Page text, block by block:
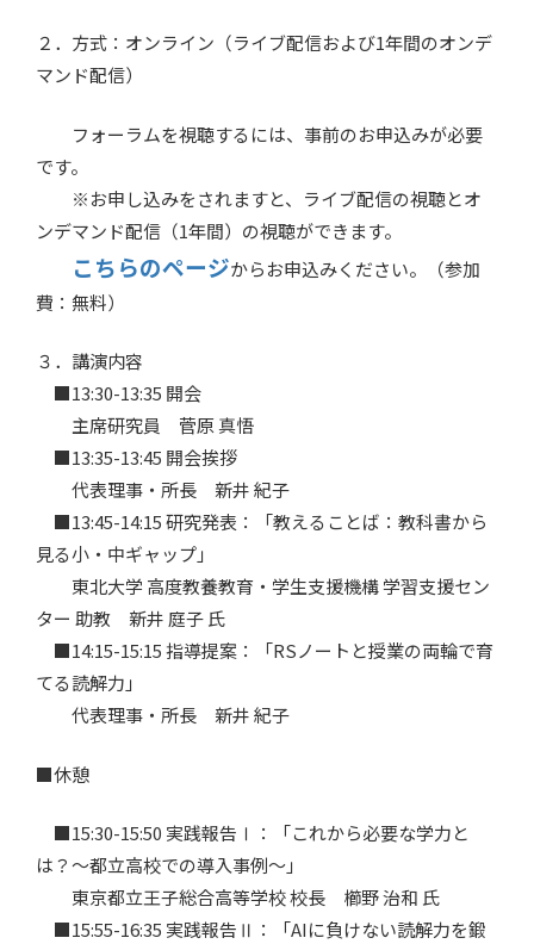
２．方式：オンライン（ライブ配信および1年間のオンデ
マンド配信）
フォーラムを視聴するには、事前のお申込みが必要
です。
※お申し込みをされますと、ライブ配信の視聴とオ
ンデマンド配信（1年間）の視聴ができます。
こちらのページからお申込みください。（参加
費：無料）
３．講演内容
■13:30-13:35 開会
主席研究員 菅原 真悟
■13:35-13:45 開会挨拶
代表理事・所長 新井 紀子
■13:45-14:15 研究発表：「教えることば：教科書から
見る小・中ギャップ」
東北大学 高度教養教育・学生支援機構 学習支援セン
ター 助教 新井 庭子 氏
■14:15-15:15 指導提案：「RSノートと授業の両輪で育
てる読解力」
代表理事・所長 新井 紀子
■休憩
■15:30-15:50 実践報告Ⅰ：「これから必要な学力と
は？～都立高校での導入事例～」
東京都立王子総合高等学校 校長 櫛野 治和 氏
■15:55-16:35 実践報告Ⅱ：「AIに負けない読解力を鍛